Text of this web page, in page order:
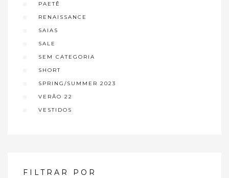
PAETÊ
RENAISSANCE
SAIAS
SALE
SEM CATEGORIA
SHORT
SPRING/SUMMER 2023
VERÃO 22
VESTIDOS
FILTRAR POR